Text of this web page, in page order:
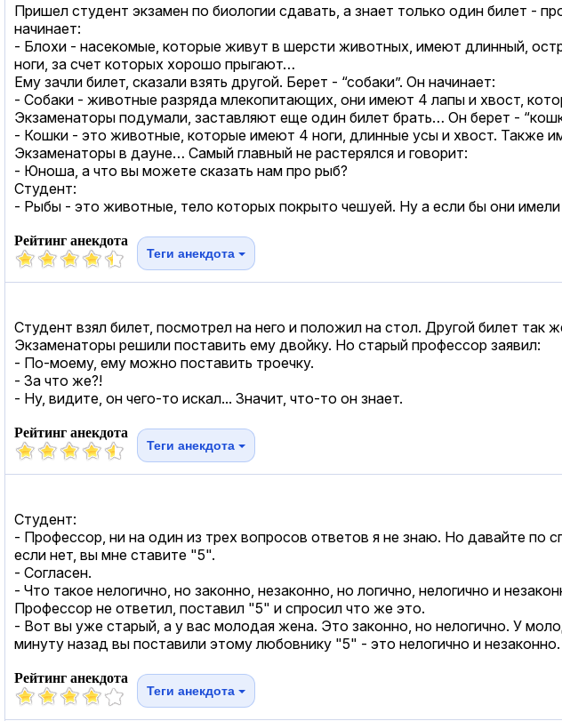
Пришел студент экзамен по биологии сдавать, а знает только один билет -
начинает:
- Блохи - насекомые, которые живут в шерсти животных, имеют длинный,
ноги, за счет которых хорошо прыгают…
Ему зачли билет, сказали взять другой. Берет - “собаки”. Он начинает:
- Собаки - животные разряда млекопитающих, они имеют 4 лапы и хвост,
Экзаменаторы подумали, заставляют еще один билет брать… Он берет -
- Кошки - это животные, которые имеют 4 ноги, длинные усы и хвост. Также
Экзаменаторы в дауне… Самый главный не растерялся и говорит:
- Юноша, а что вы можете сказать нам про рыб?
Студент:
- Рыбы - это животные, тело которых покрыто чешуей. Ну а если бы они
Рейтинг анекдота
Теги анекдота
Студент взял билет, посмотрел на него и положил на стол. Другой билет
Экзаменаторы решили поставить ему двойку. Но старый профессор заявил:
- По-моему, ему можно поставить троечку.
- За что же?!
- Ну, видите, он чего-то искал... Значит, что-то он знает.
Рейтинг анекдота
Теги анекдота
Студент:
- Профессор, ни на один из трех вопросов ответов я не знаю. Но давайте по
если нет, вы мне ставите "5".
- Согласен.
- Что такое нелогично, но законно, незаконно, но логично, нелогично и
Профессор не ответил, поставил "5" и спросил что же это.
- Вот вы уже старый, а у вас молодая жена. Это законно, но нелогично. У
минуту назад вы поставили этому любовнику "5" - это нелогично и незаконно.
Рейтинг анекдота
Теги анекдота